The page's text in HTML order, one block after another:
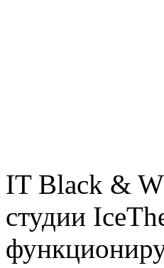
IT Black &
студии